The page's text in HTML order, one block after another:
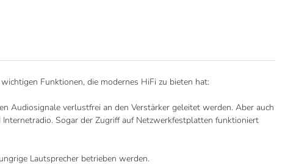
Funktionen, die modernes HiFi zu bieten hat:
Audiosignale verlustfrei an den Verstärker geleitet werden. Aber auch
Sogar der Zugriff auf Netzwerkfestplatten funktioniert
Lautsprecher betrieben werden.